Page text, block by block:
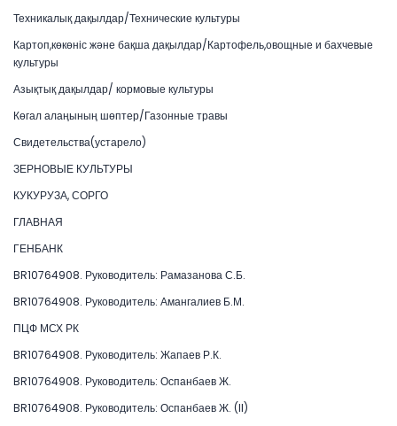
Техникалық дақылдар/Технические культуры
Картоп,көкөніс және бақша дақылдар/Картофель,овощные и бахчевые
культуры
Азықтық дақылдар/ кормовые культуры
Көгал алаңының шөптер/Газонные травы
Свидетельства(устарело)
ЗЕРНОВЫЕ КУЛЬТУРЫ
КУКУРУЗА, СОРГО
ГЛАВНАЯ
ГЕНБАНК
BR10764908. Руководитель: Рамазанова С.Б.
BR10764908. Руководитель: Амангалиев Б.М.
ПЦФ МСХ РК
BR10764908. Руководитель: Жапаев Р.К.
BR10764908. Руководитель: Оспанбаев Ж.
BR10764908. Руководитель: Оспанбаев Ж. (II)